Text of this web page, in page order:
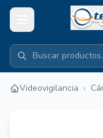
Videovigilancia ›